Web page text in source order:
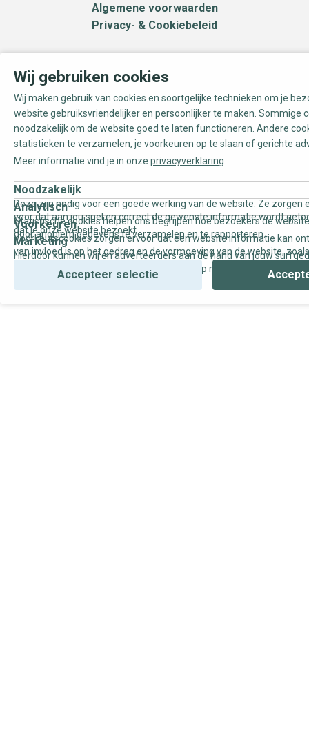
Algemene voorwaarden
Privacy- & Cookiebeleid
Wij gebruiken cookies
Wij maken gebruik van cookies en soortgelijke technieken om je
website gebruiksvriendelijker en persoonlijker te maken. Sommige
noodzakelijk om de website goed te laten functioneren. Andere
statistieken te verzamelen, je voorkeuren op te slaan of gerichte
Meer informatie vind je in onze privacyverklaring
Noodzakelijk
Deze zijn nodig voor een goede werking van de website. Ze zorgen
voor dat aan jou snel en correct de gewenste informatie wordt
dat je onze website bezoekt.
Analytisch
Statistische cookies helpen ons begrijpen hoe bezoekers de
door anoniem gegevens te verzamelen en te rapporteren.
Voorkeuren
Voorkeurscookies zorgen ervoor dat een website informatie kan
van invloed is op het gedrag en de vormgeving van de website,
Marketing
Hierdoor kunnen wij en adverteerders aan de hand van jouw
gepersonaliseerde online advertenties en op maat gemaakte
Accepteer selectie